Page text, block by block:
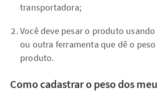
transportadora;
Você deve pesar o produto
ou outra ferramenta que dê o
produto.
Como cadastrar o peso dos